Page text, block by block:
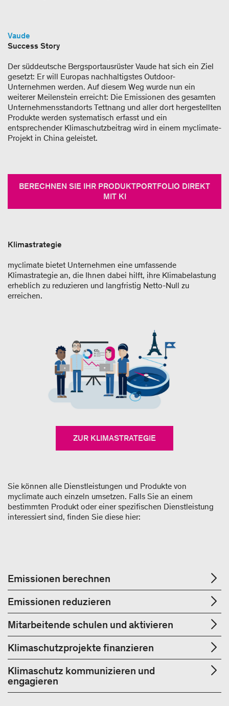
Vaude
Success Story
Der süddeutsche Bergsportausrüster Vaude hat sich ein Ziel
gesetzt: Er will Europas nachhaltigstes Outdoor-​​
Unternehmen werden. Auf diesem Weg wurde nun ein
weiterer Meilenstein erreicht: Die Emissionen des gesamten
Unternehmensstandorts Tettnang und aller dort hergestellten
Produkte werden systematisch erfasst und ein
entsprechender Klimaschutzbeitrag wird in einem myclimate-​
Projekt in China geleistet.
BERECHNEN SIE IHR PRODUKTPORTFOLIO DIREKT
MIT KI
Klimastrategie
myclimate bietet Unternehmen eine umfassende
Klimastrategie an, die Ihnen dabei hilft, ihre Klimabelastung
erheblich zu reduzieren und langfristig Netto-Null zu
erreichen.
ZUR KLIMASTRATEGIE
Sie können alle Dienstleistungen und Produkte von
myclimate auch einzeln umsetzen. Falls Sie an einem
bestimmten Produkt oder einer spezifischen Dienstleistung
interessiert sind, finden Sie diese hier:
Emissionen berechnen
Emissionen reduzieren
Mitarbeitende schulen und aktivieren
Klimaschutzprojekte finanzieren
Klimaschutz kommunizieren und
engagieren